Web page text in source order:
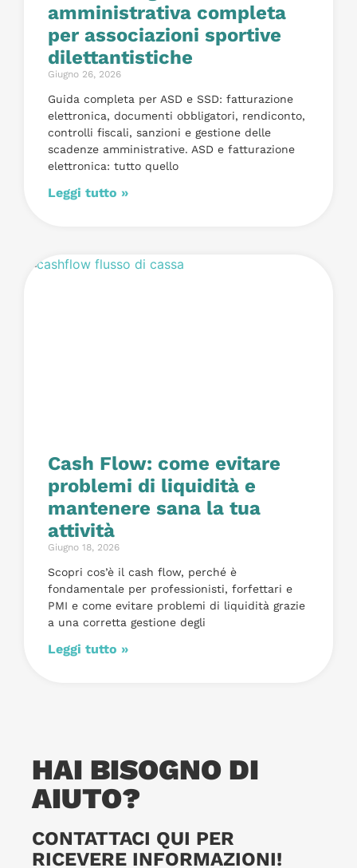
amministrativa completa
per associazioni sportive
dilettantistiche
Giugno 26, 2026
Guida completa per ASD e SSD: fatturazione
elettronica, documenti obbligatori, rendiconto,
controlli fiscali, sanzioni e gestione delle
scadenze amministrative. ASD e fatturazione
elettronica: tutto quello
Leggi tutto »
Cash Flow: come evitare
problemi di liquidità e
mantenere sana la tua
attività
Giugno 18, 2026
Scopri cos’è il cash flow, perché è
fondamentale per professionisti, forfettari e
PMI e come evitare problemi di liquidità grazie
a una corretta gestione degli
Leggi tutto »
HAI BISOGNO DI
AIUTO?
CONTATTACI QUI PER
RICEVERE INFORMAZIONI!